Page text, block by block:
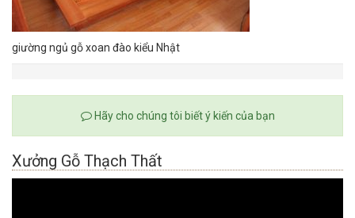
giường ngủ gỗ xoan đào kiểu Nhật
Hãy cho chúng tôi biết ý kiến của bạn
Xưởng Gỗ Thạch Thất